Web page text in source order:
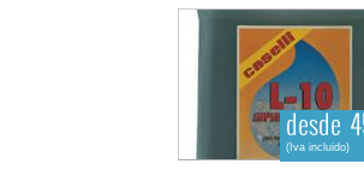
desde
(Iva incluido)